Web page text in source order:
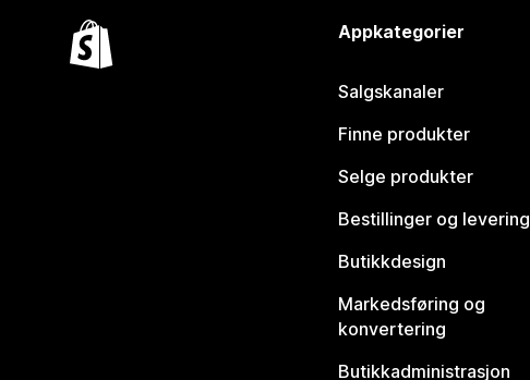
Appkategorier
Salgskanaler
Finne produkter
Selge produkter
Bestillinger og levering
Butikkdesign
Markedsføring og
konvertering
Butikkadministrasjon